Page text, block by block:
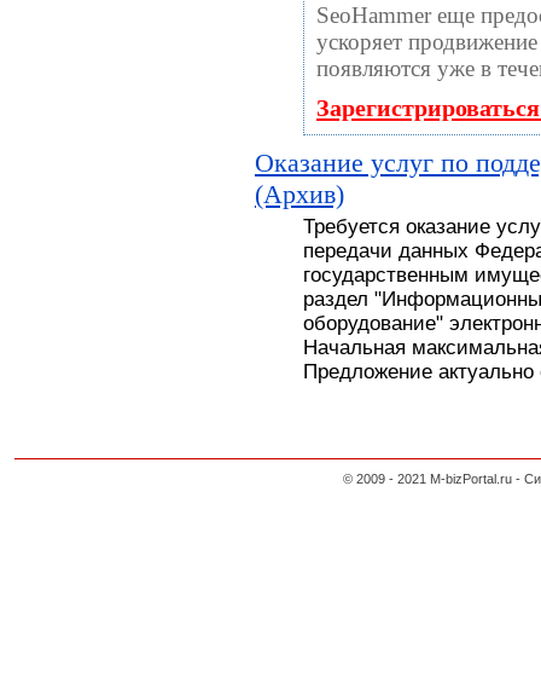
SeoHammer еще
ускоряет
появляются уже в
Оказание услуг по
(Архив)
Требуется оказание
передачи данных
государственным
раздел
оборудование"
Начальная
Предложение
© 2009 - 2021 M-bizPortal.ru -